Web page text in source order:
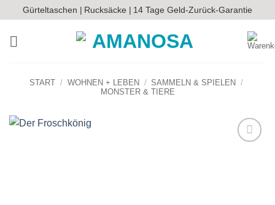
Inhalt
springen
Gürteltaschen | Rucksäcke | 14 Tage Geld-Zurück-Garantie
START / WOHNEN + LEBEN / SAMMELN & SPIELEN
/
MONSTER & TIERE